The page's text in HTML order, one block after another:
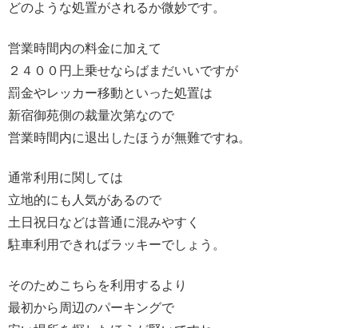
どのような処置がされるか微妙です。
営業時間内の料金に加えて
２４００円上乗せならばまだいいですが
罰金やレッカー移動といった処置は
新宿御苑側の裁量次第なので
営業時間内に退出したほうが無難ですね。
通常利用に関しては
立地的にも人気があるので
土日祝日などは普通に混みやすく
駐車利用できればラッキーでしょう。
そのためこちらを利用するより
最初から周辺のパーキングで